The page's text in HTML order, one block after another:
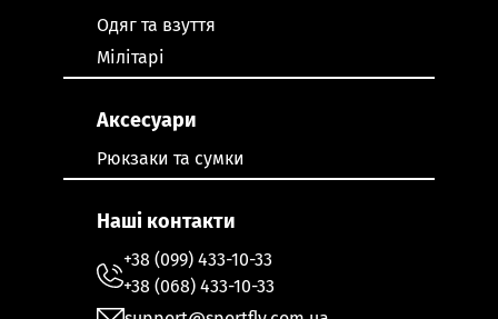
Одяг та взуття
Мілітарі
Аксесуари
Рюкзаки та сумки
Наші контакти
+38 (099) 433-10-33
+38 (068) 433-10-33